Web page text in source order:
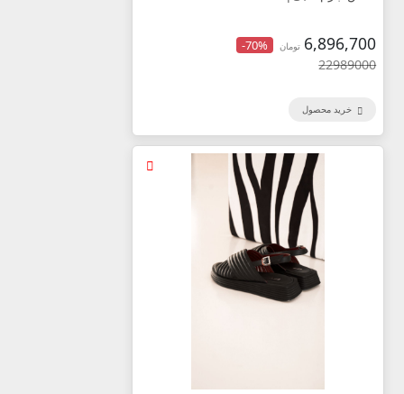
6,896,700 تومان -70%
22989000
خرید محصول